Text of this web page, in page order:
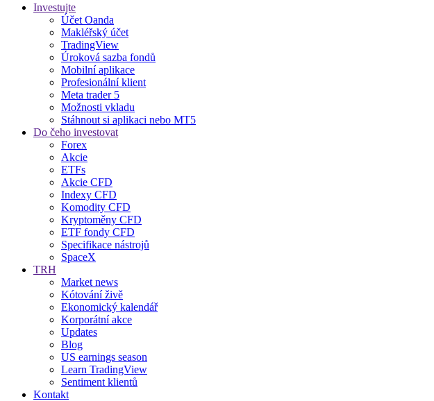
Investujte
Účet Oanda
Makléřský účet
TradingView
Úroková sazba fondů
Mobilní aplikace
Profesionální klient
Meta trader 5
Možnosti vkladu
Stáhnout si aplikaci nebo MT5
Do čeho investovat
Forex
Akcie
ETFs
Akcie CFD
Indexy CFD
Komodity CFD
Kryptoměny CFD
ETF fondy CFD
Specifikace nástrojů
SpaceX
TRH
Market news
Kótování živě
Ekonomický kalendář
Korporátní akce
Updates
Blog
US earnings season
Learn TradingView
Sentiment klientů
Kontakt